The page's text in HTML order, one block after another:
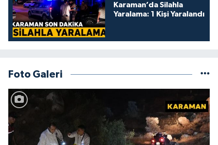
Karaman’da Silahla
Yaralama: 1 Kişi Yaralandı
Foto Galeri